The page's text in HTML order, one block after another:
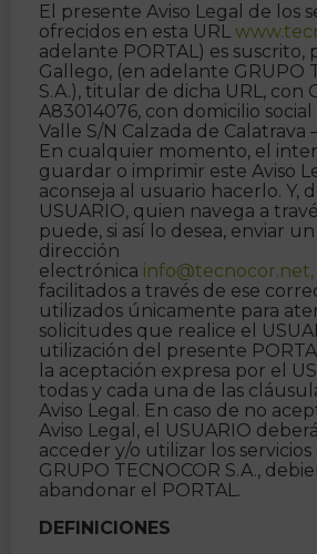
El presente Aviso Legal de los
ofrecidos en esta URL
adelante PORTAL) es suscrito,
Gallego, (en adelante GRUPO
S.A.), titular de dicha URL, con
A83014076, con domicilio social
Valle S/N Calzada de Calatrava
En cualquier momento, el
guardar o imprimir este Aviso
aconseja al usuario hacerlo. Y,
USUARIO, quien navega a
puede, si así lo desea, enviar
dirección
electrónica info@tecnocor.net,
facilitados a través de ese
utilizados únicamente para
solicitudes que realice el
utilización del presente
la aceptación expresa por el
todas y cada una de las
Aviso Legal. En caso de no
Aviso Legal, el USUARIO
acceder y/o utilizar los
GRUPO TECNOCOR S.A.,
abandonar el PORTAL.
DEFINICIONES